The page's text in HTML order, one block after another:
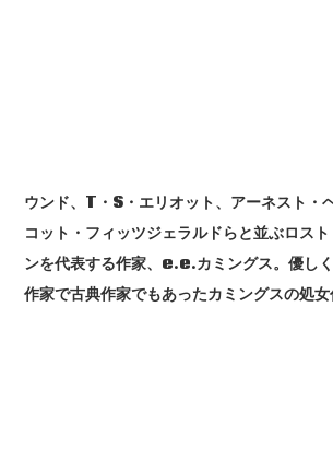
ウンド、T・S・エリオット、アーネスト・
コット・フィッツジェラルドらと並ぶロス
ンを代表する作家、e.e.カミングス。優し
作家で古典作家でもあったカミングスの処